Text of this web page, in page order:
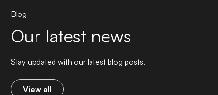
Blog
Our latest news
Stay updated with our latest blog posts.
View all